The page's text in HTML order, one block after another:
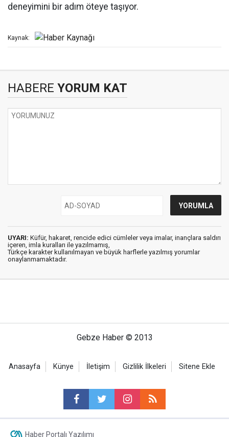
deneyimini bir adım öteye taşıyor.
Kaynak:
HABERE YORUM KAT
UYARI: Küfür, hakaret, rencide edici cümleler veya imalar, inançlara saldırı
içeren, imla kuralları ile yazılmamış,
Türkçe karakter kullanılmayan ve büyük harflerle yazılmış yorumlar
onaylanmamaktadır.
Gebze Haber © 2013
Anasayfa Künye İletişim Gizlilik İlkeleri Sitene Ekle
Haber Portalı Yazılımı